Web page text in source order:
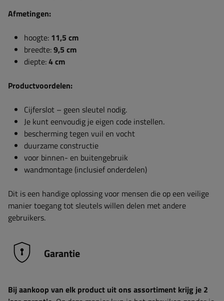
Afmetingen:
hoogte: 11,5 cm
breedte:9,5 cm
diepte:4 cm
Productvoordelen:
Cijferslot – geen sleutel nodig.
Je kunt eenvoudig je eigen code instellen.
bescherming tegen vuil en vocht
duurzame constructie
voor binnen- en buitengebruik
wandmontage (inclusief onderdelen)
Dit is een handige oplossing voor mensen die op een veilige
manier toegang tot sleutels willen delen met andere
gebruikers.
Garantie
Bij aankoop van elk product uit ons assortiment krijg je 2